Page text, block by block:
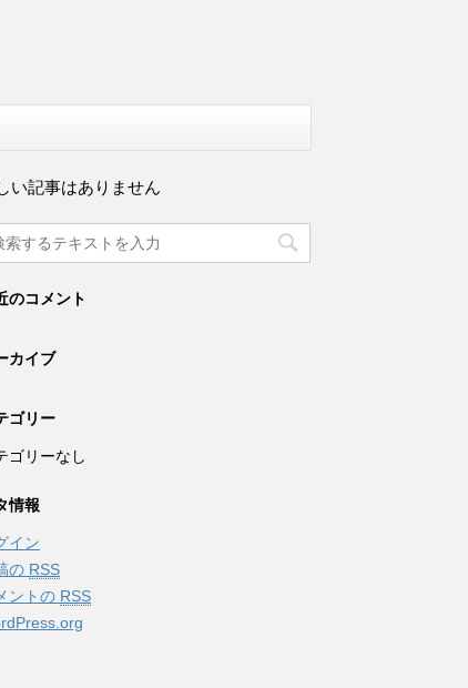
い記事はありません
のコメント
カイブ
ゴリー
ゴリーなし
情報
イン
の RSS
ントの RSS